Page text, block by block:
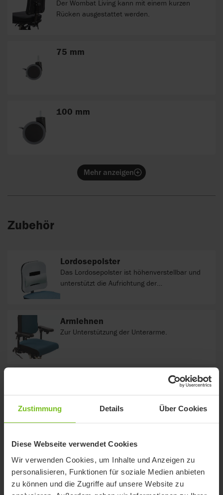
Zustimmung Details Über Cookies
Diese Webseite verwendet Cookies
Wir verwenden Cookies, um Inhalte und Anzeigen zu
personalisieren, Funktionen für soziale Medien anbieten
zu können und die Zugriffe auf unsere Website zu
Der Wombat Living kann mit einem kurzen
Rücken ausgestattet werden.
75 mm
100 mm
Mehr anzeigen
Zubehör
Lordosepolster
Das Lordosepolster ist höhenverstellbar und
unterstützt die Aufrichtung der
Lendenwirbelsäule für eine aktive Sitzposition.
Armlehnen
Zur Unterstützung der Unterarme.
Beckenpelotten
Winkel und in der horizontalen Position
verstellbar und sorgen so für eine optimale
Becken- und oder Oberschenkelführung.